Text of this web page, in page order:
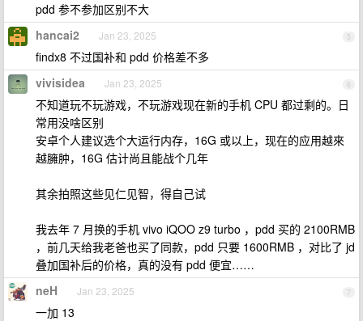
pdd 参不参加区别不大
5
hancai2 Jan 23, 2025
findx8 不过国补和 pdd 价格差不多
6
vivisidea Jan 23, 2025
不知道玩不玩游戏，不玩游戏现在新的手机 CPU 都过剩的。日
常用没啥区别
安卓个人建议选个大运行内存，16G 或以上，现在的应用越來
越臃肿，16G 估计尚且能战个几年
其余拍照这些见仁见智，得自己试
我去年 7 月换的手机 vivo iQOO z9 turbo ，pdd 买的 2100RMB
，前几天给我老爸也买了同款，pdd 只要 1600RMB ，对比了 jd
叠加国补后的价格，真的没有 pdd 便宜……
7
neH Jan 23, 2025
一加 13